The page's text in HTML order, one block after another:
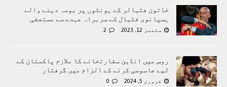
خاتون فٹبالر کے ہونٹوں پر بوسہ دینے والے
ہسپانوی فٹبال کے سربراہ عہدے سے مستعفی
ستمبر 12, 2023 2
روس میں انڈین سفارتخانے کا ملازم پاکستان کے
لیے جاسوسی کرنے کے الزام میں گرفتار
فروری 5, 2024 0